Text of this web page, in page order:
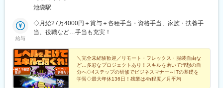
トによる※常駐の場合は基本東京23区内。稀に埼玉、千葉、神奈
しています。※研修期間中は基本出社
池袋駅
給与
◇月給27万4000円＋賞与＋各種手当・資格手当、家族・扶養手
当、役職など…手当も充実！
＼完全未経験歓迎／リモート・フレックス・服装自由な
ど…多彩なプロジェクトあり！スキルを磨いて理想の自
分へ◇4ステップの研修でビジネスマナー～ITの基礎を
学習◇最大年休136日！残業は4h程度／月平均